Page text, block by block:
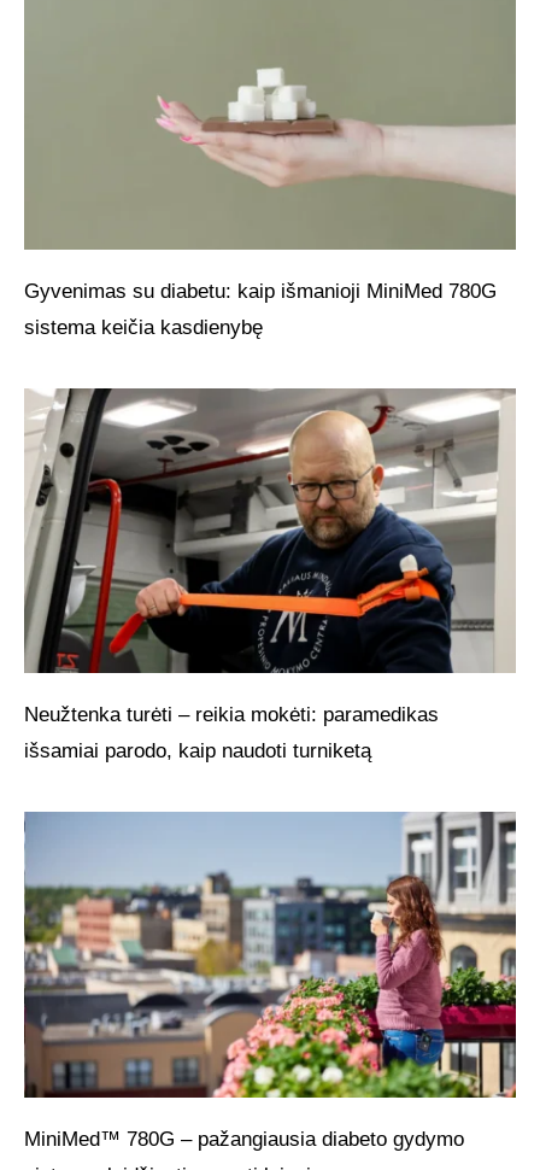
Gyvenimas su diabetu: kaip išmanioji MiniMed 780G
sistema keičia kasdienybę
Neužtenka turėti – reikia mokėti: paramedikas
išsamiai parodo, kaip naudoti turniketą
MiniMed™ 780G – pažangiausia diabeto gydymo